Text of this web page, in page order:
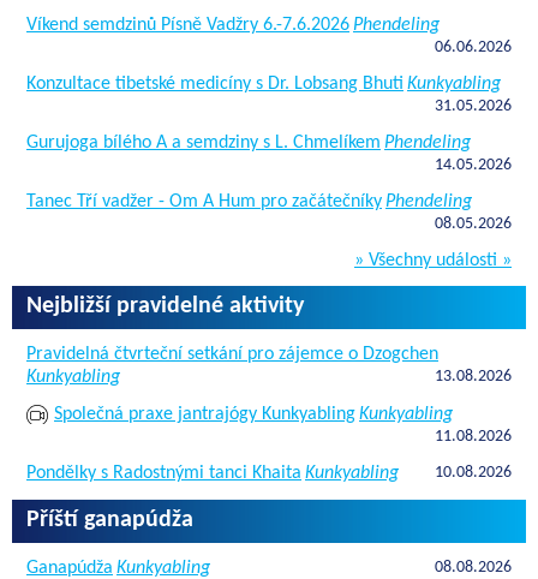
Víkend semdzinů Písně Vadžry 6.-7.6.2026Phendeling
06.06.2026
Konzultace tibetské medicíny s Dr. Lobsang Bhuti Kunkyabling
31.05.2026
Gurujoga bílého A a semdziny s L. Chmelíkem Phendeling
14.05.2026
Tanec Tří vadžer - Om A Hum pro začátečníkyPhendeling
08.05.2026
» Všechny události »
Nejbližší pravidelné aktivity
Pravidelná čtvrteční setkání pro zájemce o Dzogchen
Kunkyabling
13.08.2026
Společná praxe jantrajógy KunkyablingKunkyabling
11.08.2026
Pondělky s Radostnými tanci Khaita Kunkyabling 10.08.2026
Příští ganapúdža
Ganapúdža Kunkyabling 08.08.2026